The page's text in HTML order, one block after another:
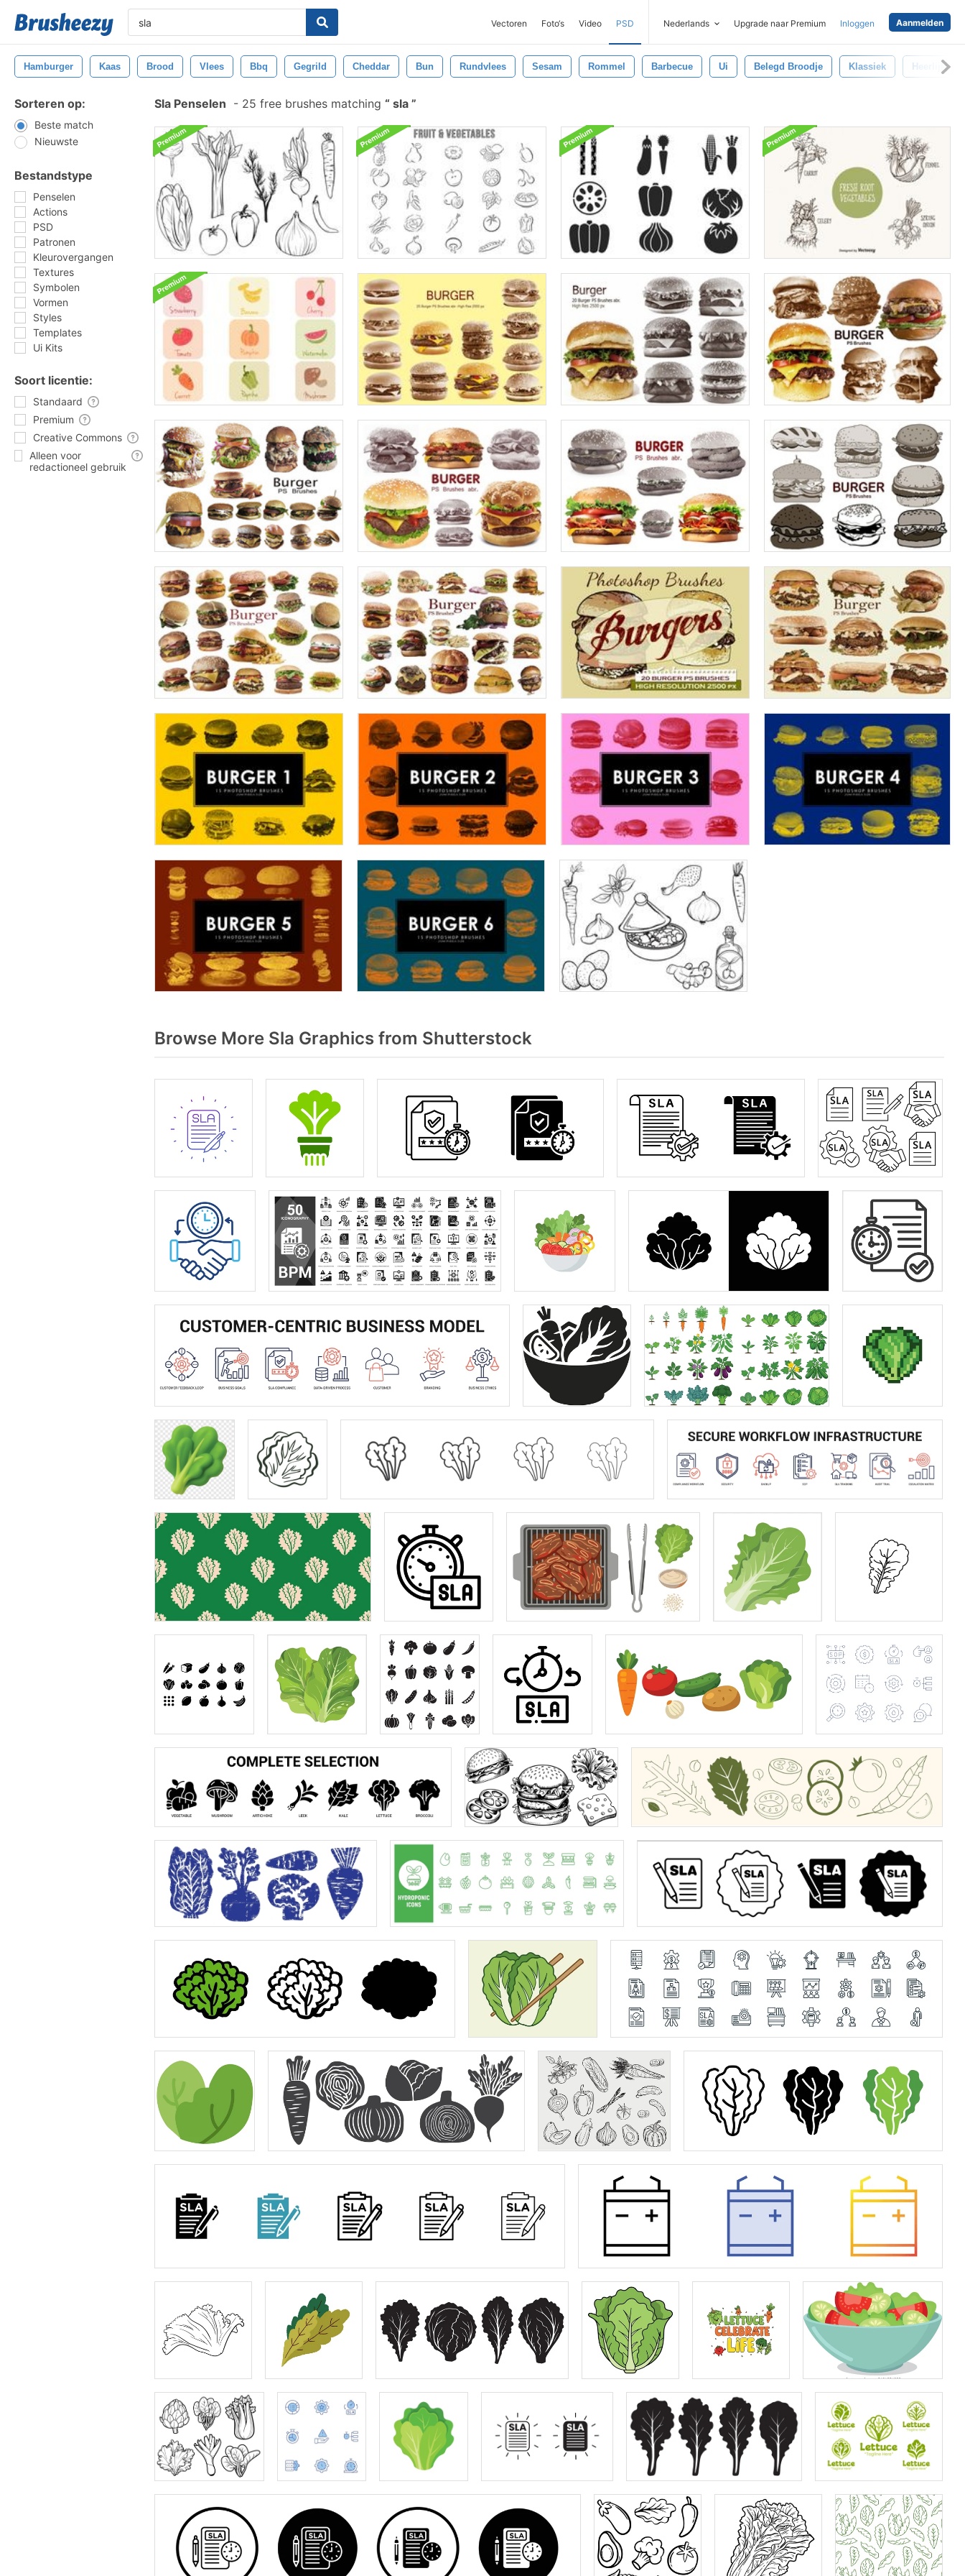
Vectoren Foto‘s Video PSD Nederlands Upgrade naar Premium Inloggen Aanmelden
Hamburger Kaas Brood Vlees Bbq Gegrild Cheddar Bun Rundvlees Sesam Rommel Barbecue Ui Belegd Broodje Klassiek Heerlijk
Sorteren op:
Beste match
Nieuwste
Bestandstype
Penselen
Actions
PSD
Patronen
Kleurovergangen
Textures
Symbolen
Vormen
Styles
Templates
Ui Kits
Soort licentie:
Standaard
Premium
Creative Commons
Alleen voor
redactioneel gebruik
Sla Penselen - 25 free brushes matching sla
Browse More Sla Graphics from Shutterstock